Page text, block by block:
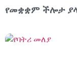
የመቋቋም ችሎታ